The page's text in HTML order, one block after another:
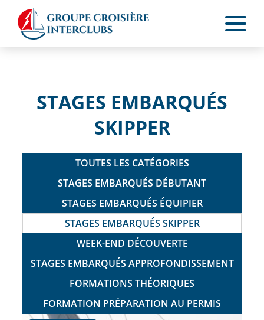
STAGES EMBARQUÉS
SKIPPER
TOUTES LES CATÉGORIES
STAGES EMBARQUÉS DÉBUTANT
STAGES EMBARQUÉS ÉQUIPIER
STAGES EMBARQUÉS SKIPPER
WEEK-END DÉCOUVERTE
STAGES EMBARQUÉS APPROFONDISSEMENT
FORMATIONS THÉORIQUES
FORMATION PRÉPARATION AU PERMIS